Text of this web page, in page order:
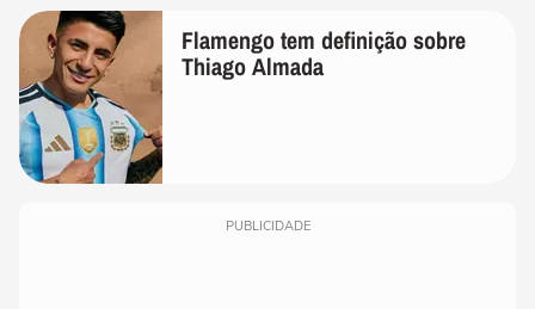
Flamengo tem definição sobre
Thiago Almada
PUBLICIDADE